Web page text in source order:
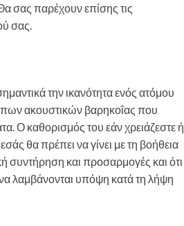
σας παρέχουν επίσης τις
σας.
την ικανότητα ενός ατόμου
ακουστικών βαρηκοΐας που
Ο καθορισμός του εάν χρειάζεστε ή
θα πρέπει να γίνει με τη βοήθεια
συντήρηση και προσαρμογές και ότι
λαμβάνονται υπόψη κατά τη λήψη